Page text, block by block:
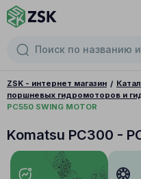
ZSK - интернет магазин
поршневых гидромоторов и
PC550 SWING MOTOR
Komatsu PC300 -